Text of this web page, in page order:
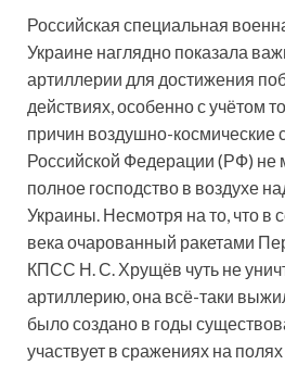
Российская специальная
Украине наглядно показала
артиллерии для достижения
действиях, особенно с учётом
причин воздушно-космические
Российской Федерации (РФ) не
полное господство в воздухе
Украины. Несмотря на то, что в
века очарованный ракетами
КПСС Н. С. Хрущёв чуть не
артиллерию, она всё-таки
было создано в годы
участвует в сражениях на